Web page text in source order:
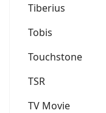
Tiberius
Tobis
Touchstone
TSR
TV Movie